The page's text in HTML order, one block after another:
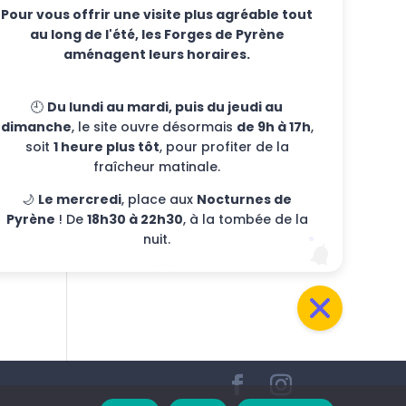
events
Events
Meta
Login
Comment feed
WordPress-FR website
Pour vous offrir une visite plus agréable tout
au long de l'été, les Forges de Pyrène
aménagent leurs horaires.
🕘 Du lundi au mardi, puis du jeudi au
dimanche, le site ouvre désormais de 9h à 17h,
soit 1 heure plus tôt, pour profiter de la
fraîcheur matinale.
🌙 Le mercredi, place aux Nocturnes de
Pyrène ! De 18h30 à 22h30, à la tombée de la
nuit.